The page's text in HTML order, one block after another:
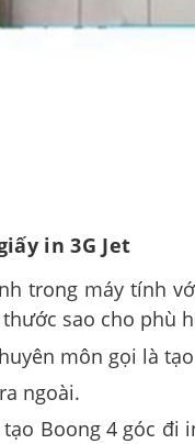
in 3G Jet
trong máy tính
sao cho phù
môn gọi là
ngoài.
Boong 4 góc đi